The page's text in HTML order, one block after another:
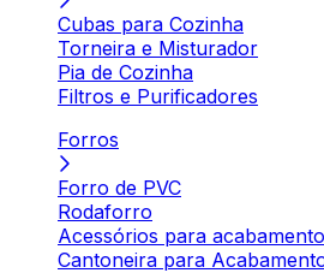
Cubas para Cozinha
Torneira e Misturador
Pia de Cozinha
Filtros e Purificadores
Forros
Forro de PVC
Rodaforro
Acessórios para acabamento
Cantoneira para